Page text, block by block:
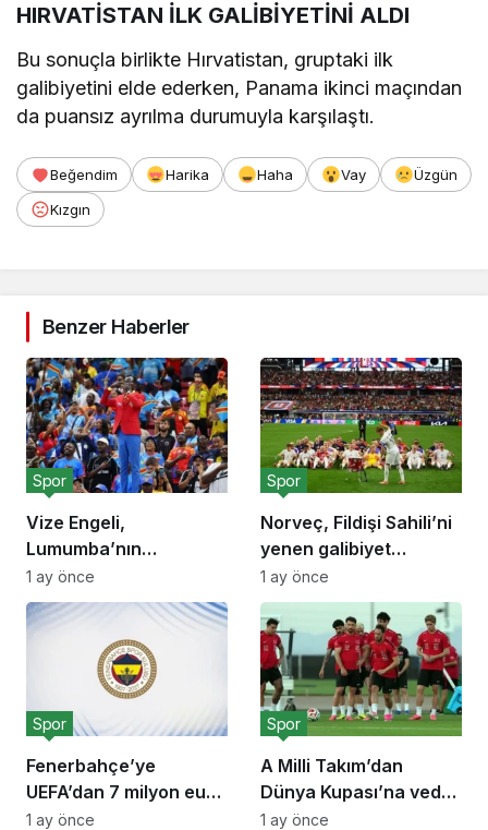
HIRVATİSTAN İLK GALİBİYETİNİ ALDI
Bu sonuçla birlikte Hırvatistan, gruptaki ilk
galibiyetini elde ederken, Panama ikinci maçından
da puansız ayrılma durumuyla karşılaştı.
Beğendim Harika Haha Vay
Üzgün
Kızgın
Benzer Haberler
Vize Engeli,
Lumumba’nın
Hayranını Kısıtladı!
Spor
1 ay önce
Norveç, Fildişi Sahili’ni
yenen galibiyet
sevinciyle!
Spor
1 ay önce
Fenerbahçe’ye
UEFA’dan 7 milyon euro
ceza!
Spor
1 ay önce
A Milli Takım’dan
Dünya Kupası’na veda
açıklaması
Spor
1 ay önce